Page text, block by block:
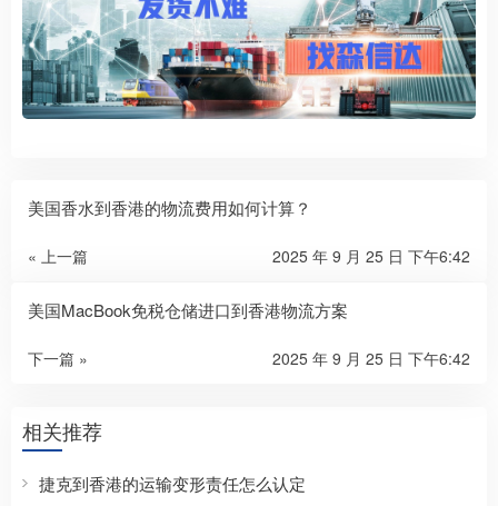
美国香水到香港的物流费用如何计算？
« 上一篇 2025 年 9 月 25 日 下午6:42
美国MacBook免税仓储进口到香港物流方案
下一篇 » 2025 年 9 月 25 日 下午6:42
相关推荐
捷克到香港的运输变形责任怎么认定